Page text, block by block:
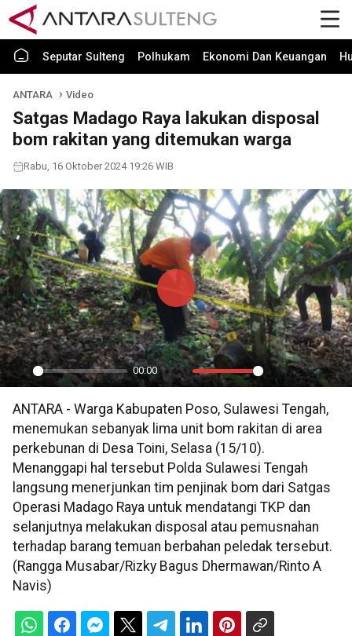
Seputar Sulteng Polhukam Ekonomi Dan Keuangan
ANTARA Video
Satgas Madago Raya lakukan disposal
bom rakitan yang ditemukan warga
Rabu, 16 Oktober 2024 19:26 WIB
Play
00:00
Mute Settings
PIP
Play
ANTARA - Warga Kabupaten Poso, Sulawesi Tengah,
menemukan sebanyak lima unit bom rakitan di area
perkebunan di Desa Toini, Selasa (15/10).
Menanggapi hal tersebut Polda Sulawesi Tengah
langsung menerjunkan tim penjinak bom dari Satgas
Operasi Madago Raya untuk mendatangi TKP dan
selanjutnya melakukan disposal atau pemusnahan
terhadap barang temuan berbahan peledak tersebut.
(Rangga Musabar/Rizky Bagus Dhermawan/Rinto A
Navis)